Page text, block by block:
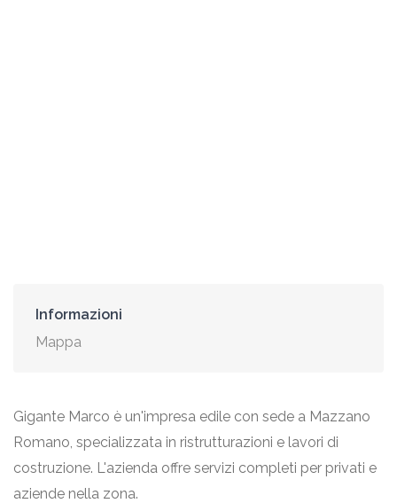
Informazioni
Mappa
Gigante Marco è un'impresa edile con sede a Mazzano
Romano, specializzata in ristrutturazioni e lavori di
costruzione. L'azienda offre servizi completi per privati e
aziende nella zona.